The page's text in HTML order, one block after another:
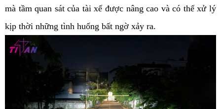
mà tầm quan sát của tài xế được nâng cao và có thể xử lý
kịp thời những tình huống bất ngờ xảy ra.